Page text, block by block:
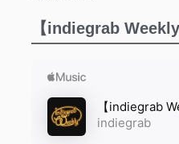
【indiegrab Weekly